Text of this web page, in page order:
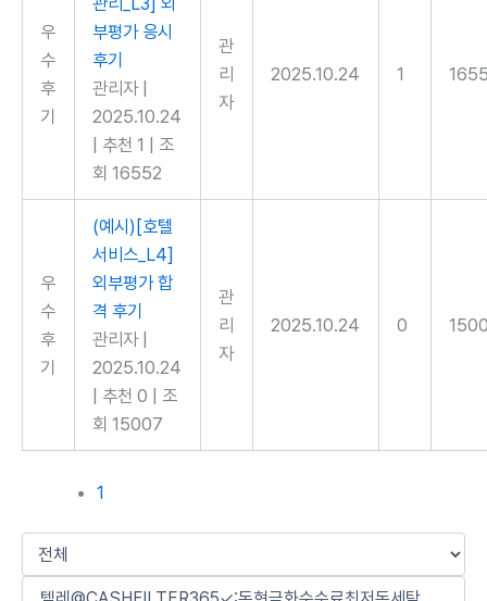
우
수
후
기
부평가 응시
후기
관리자
2025.10.24
추천 1
조
회 16552
관
리
자
2025.10.24 1
우
수
후
기
(예시)[호텔
서비스_L4]
외부평가 합
격 후기
관리자
2025.10.24
추천 0
조
회 15007
관
리
자
2025.10.24 0
1